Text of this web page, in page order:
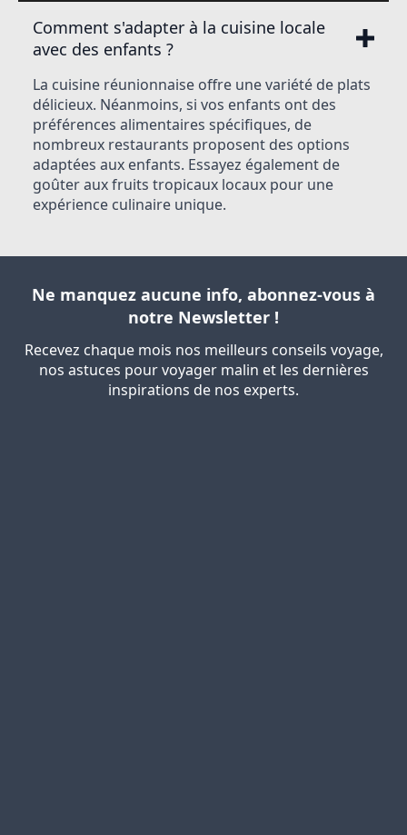
Comment s'adapter à la cuisine locale
avec des enfants ?
La cuisine réunionnaise offre une variété de plats
délicieux. Néanmoins, si vos enfants ont des
préférences alimentaires spécifiques, de
nombreux restaurants proposent des options
adaptées aux enfants. Essayez également de
goûter aux fruits tropicaux locaux pour une
expérience culinaire unique.
Ne manquez aucune info, abonnez-vous à
notre Newsletter !
Recevez chaque mois nos meilleurs conseils voyage,
nos astuces pour voyager malin et les dernières
inspirations de nos experts.